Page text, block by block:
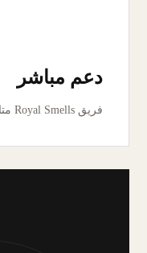
دعم مباشر
فريق Royal Smells متاح للمنزل والأعمال.